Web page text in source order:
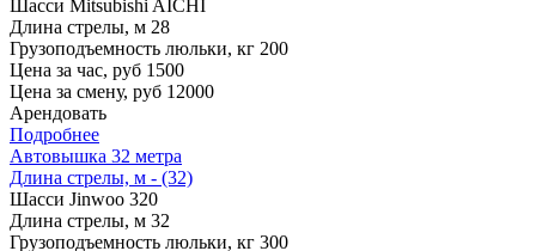
Шасси Mitsubishi AICHI
Длина стрелы, м 28
Грузоподъемность люльки, кг 200
Цена за час, руб 1500
Цена за смену, руб 12000
Арендовать
Подробнее
Автовышка 32 метра
Длина стрелы, м - (32)
Шасси Jinwoo 320
Длина стрелы, м 32
Грузоподъемность люльки, кг 300